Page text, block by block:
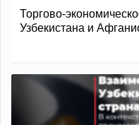
Торгово-
Узбекистана и